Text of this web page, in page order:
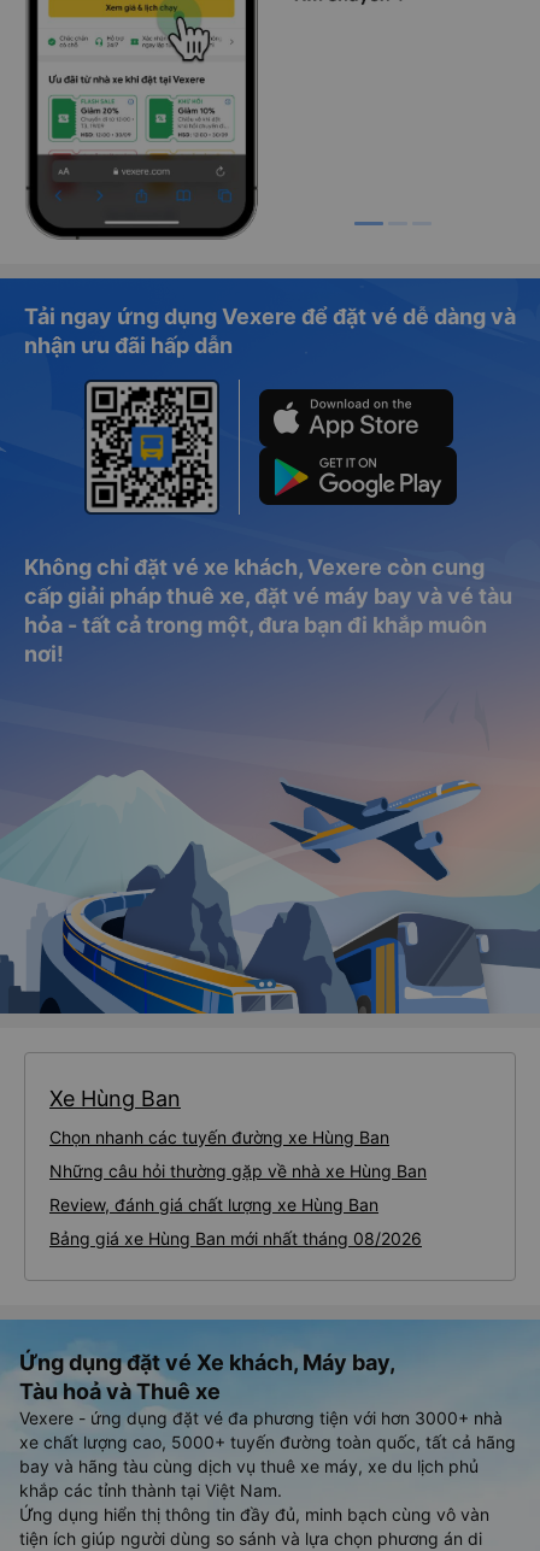
Tải ngay ứng dụng Vexere để đặt vé dễ dàng và
nhận ưu đãi hấp dẫn
Không chỉ đặt vé xe khách, Vexere còn cung
cấp giải pháp thuê xe, đặt vé máy bay và vé tàu
hỏa - tất cả trong một, đưa bạn đi khắp muôn
nơi!
Xe Hùng Ban
Chọn nhanh các tuyến đường xe Hùng Ban
Những câu hỏi thường gặp về nhà xe Hùng Ban
Review, đánh giá chất lượng xe Hùng Ban
Bảng giá xe Hùng Ban mới nhất tháng 08/2026
Ứng dụng đặt vé Xe khách, Máy bay,
Tàu hoả và Thuê xe
Vexere - ứng dụng đặt vé đa phương tiện với hơn 3000+ nhà
xe chất lượng cao, 5000+ tuyến đường toàn quốc, tất cả hãng
bay và hãng tàu cùng dịch vụ thuê xe máy, xe du lịch phủ
khắp các tỉnh thành tại Việt Nam.
Ứng dụng hiển thị thông tin đầy đủ, minh bạch cùng vô vàn
tiện ích giúp người dùng so sánh và lựa chọn phương án di